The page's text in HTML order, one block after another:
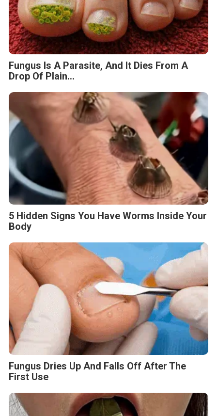
Fungus Is A Parasite, And It Dies From A
Drop Of Plain...
5 Hidden Signs You Have Worms Inside Your
Body
Fungus Dries Up And Falls Off After The
First Use